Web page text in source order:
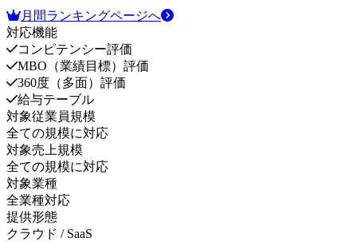
月間ランキングページへ
対応機能
コンピテンシー評価
MBO（業績目標）評価
360度（多面）評価
給与テーブル
対象従業員規模
全ての規模に対応
対象売上規模
全ての規模に対応
対象業種
全業種対応
提供形態
クラウド / SaaS